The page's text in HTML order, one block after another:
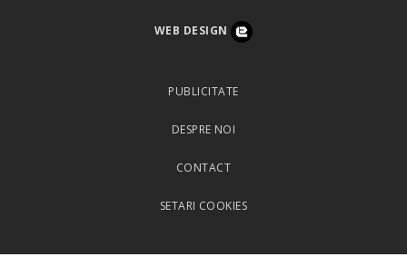
WEB DESIGN
PUBLICITATE
DESPRE NOI
CONTACT
SETARI COOKIES